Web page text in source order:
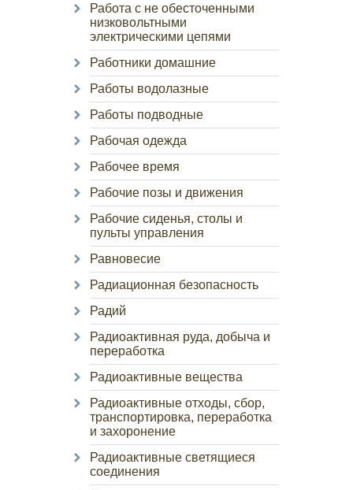
Работа с не обесточенными
низковольтными
электрическими цепями
Работники домашние
Работы водолазные
Работы подводные
Рабочая одежда
Рабочее время
Рабочие позы и движения
Рабочие сиденья, столы и
пульты управления
Равновесие
Радиационная безопасность
Радий
Радиоактивная руда, добыча и
переработка
Радиоактивные вещества
Радиоактивные отходы, сбор,
транспортировка, переработка
и захоронение
Радиоактивные светящиеся
соединения